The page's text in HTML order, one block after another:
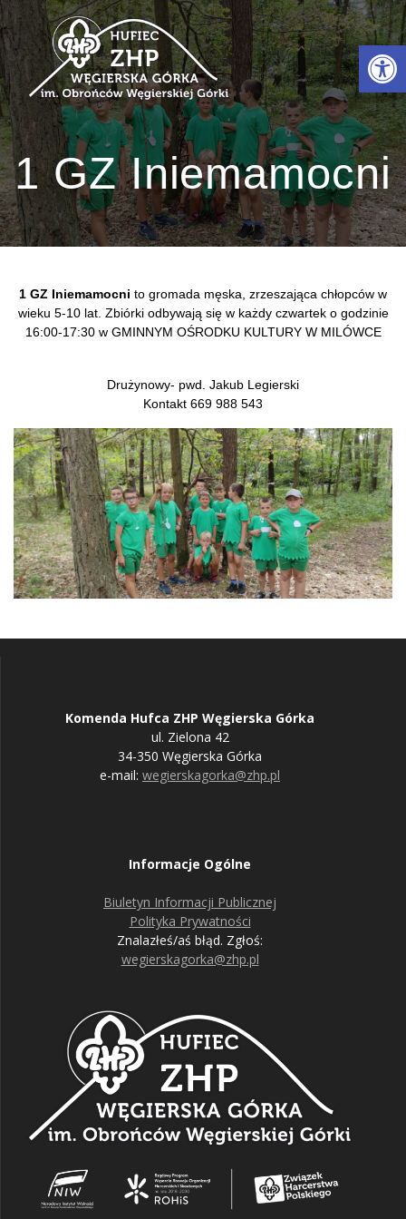
Przejdź
do
treści
1 GZ Iniemamocni
1 GZ Iniemamocni to gromada męska, zrzeszająca chłopców w
wieku 5-10 lat. Zbiórki odbywają się w każdy czwartek o godzinie
16:00-17:30 w GMINNYM OŚRODKU KULTURY W MILÓWCE
Drużynowy- pwd. Jakub Legierski
Kontakt 669 988 543
Komenda Hufca ZHP Węgierska Górka
ul. Zielona 42
34-350 Węgierska Górka
e-mail: wegierskagorka@zhp.pl
Informacje Ogólne
Biuletyn Informacji Publicznej
Polityka Prywatności
Znalazłeś/aś błąd. Zgłoś:
wegierskagorka@zhp.pl